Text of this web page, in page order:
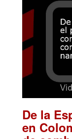
De la
en